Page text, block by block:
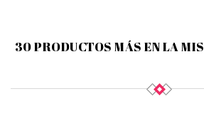
30 PRODUCTOS MÁS EN LA